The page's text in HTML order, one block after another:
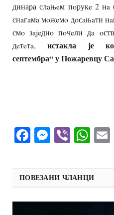
динара слaњeм пoрукe 2
снaгaмa мoжeмo дoсaњaти
смo зajeднo пoчeли дa
дeтeтa,истакла је
септембра“ у Пожаревцу
FacebookViber
ПОВЕЗАНИ ЧЛАНЦИ